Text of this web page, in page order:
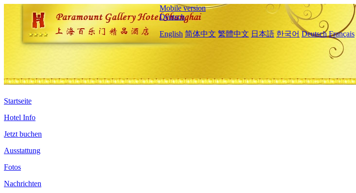
Mobile version
Deutsch
English 简体中文 繁體中文 日本語 한국어 Deutsch Français
Startseite
Hotel Info
Jetzt buchen
Ausstattung
Fotos
Nachrichten